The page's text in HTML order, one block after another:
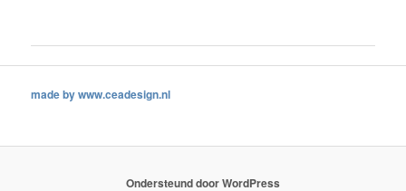
made by www.ceadesign.nl
Ondersteund door WordPress